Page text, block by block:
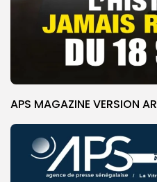
APS MAGAZINE VERSION AR